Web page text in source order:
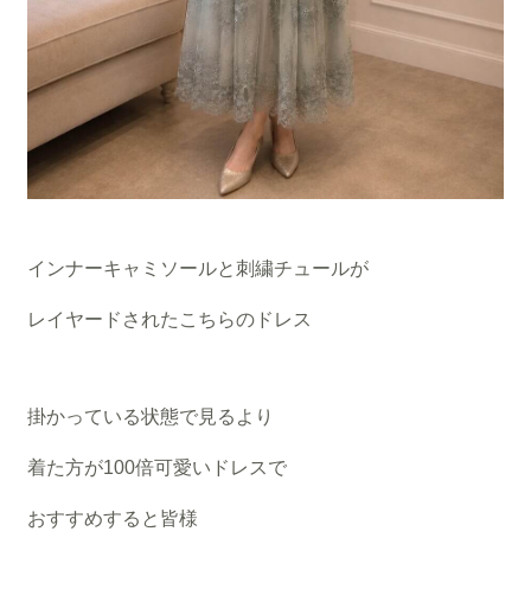
インナーキャミソールと刺繍チュールが
レイヤードされたこちらのドレス
掛かっている状態で見るより
着た方が100倍可愛いドレスで
おすすめすると皆様